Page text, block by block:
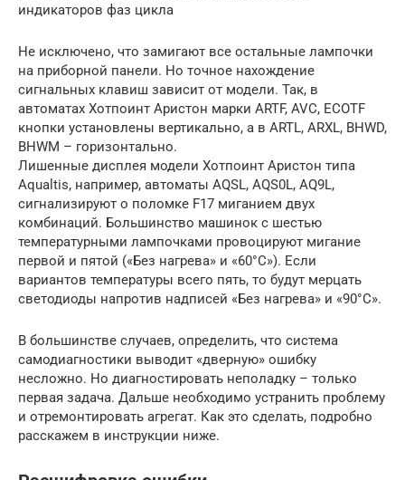
индикаторов фаз цикла
Не исключено, что замигают все остальные лампочки
на приборной панели. Но точное нахождение
сигнальных клавиш зависит от модели. Так, в
автоматах Хотпоинт Аристон марки ARTF, AVC, ECOTF
кнопки установлены вертикально, а в ARTL, ARXL, BHWD,
BHWM – горизонтально.
Лишенные дисплея модели Хотпоинт Аристон типа
Aqualtis, например, автоматы AQSL, AQS0L, AQ9L,
сигнализируют о поломке F17 миганием двух
комбинаций. Большинство машинок с шестью
температурными лампочками провоцируют мигание
первой и пятой («Без нагрева» и «60°С»). Если
вариантов температуры всего пять, то будут мерцать
светодиоды напротив надписей «Без нагрева» и «90°С».
В большинстве случаев, определить, что система
самодиагностики выводит «дверную» ошибку
несложно. Но диагностировать неполадку – только
первая задача. Дальше необходимо устранить проблему
и отремонтировать агрегат. Как это сделать, подробно
расскажем в инструкции ниже.